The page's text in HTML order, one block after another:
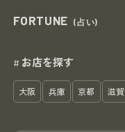
FORTUNE (占い)
# お店を探す
大阪 兵庫 京都 滋賀